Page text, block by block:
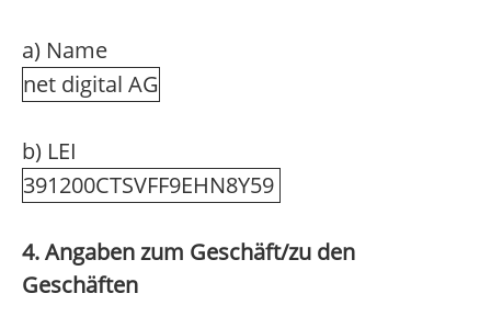
a) Name
net digital AG
b) LEI
391200CTSVFF9EHN8Y59
4. Angaben zum Geschäft/zu den
Geschäften